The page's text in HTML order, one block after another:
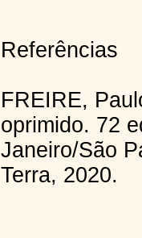
Referências
FREIRE,
oprimido. 72
Janeiro/São
Terra, 2020.